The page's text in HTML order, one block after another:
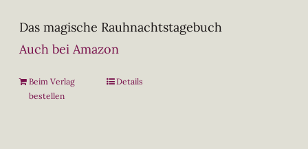
Das magische Rauhnachtstagebuch
Auch bei Amazon
Beim Verlag
bestellen
Details